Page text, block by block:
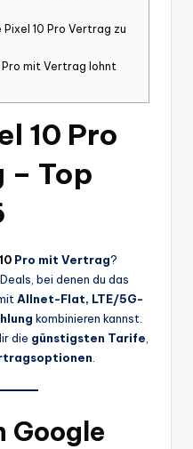
Pixel 10 Pro Vertrag zu
Pro mit Vertrag lohnt
10 Pro
Top
Pro mit Vertrag?
bei denen du das
Allnet-Flat, LTE/5G-
kombinieren kannst.
die günstigsten Tarife
Google